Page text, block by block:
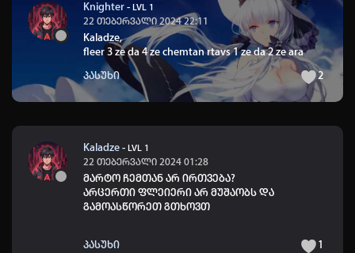
Knighter - LVL 1
22 თებერვალი 2024 22:11
Kaladze,
fleer 3 ze da 4 ze chemtan rtavs 1 ze da 2 ze ara
პასუხი 2
Kaladze - LVL 1
22 თებერვალი 2024 01:28
მარტო ჩემთან არ ირთვება?
არცერთი ფლეიერი არ მუშაობს და
გამოასწორეთ გთხოვთ
პასუხი 1